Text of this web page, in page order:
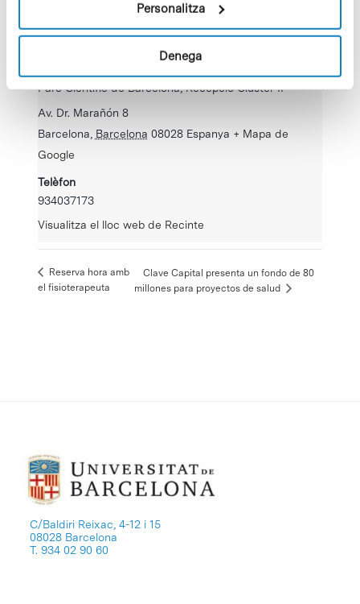
Personalitza
Denega
Parc Científic de Barcelona, Recepció Cluster II
Av. Dr. Marañón 8
Barcelona Barcelona 08028 Espanya + Mapa de
Google
Telèfon
934037173
Visualitza el lloc web de Recinte
Reserva hora amb
el fisioterapeuta
Clave Capital presenta un fondo de 80
millones para proyectos de salud
C/Baldiri Reixac, 4-12 i 15
08028 Barcelona
T. 934 02 90 60